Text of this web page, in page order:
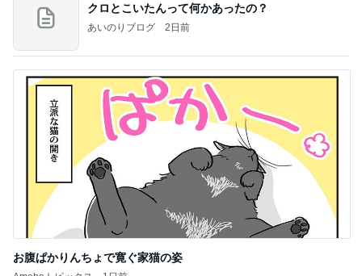
クロとこいたんって何かあったの？
あいのりブログ 2日前
お腹ぱかりんちょで寛ぐ家猫の姿